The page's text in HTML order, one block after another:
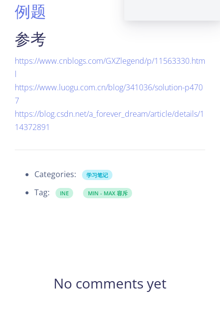
例题
参考
https://www.cnblogs.com/GXZlegend/p/11563330.htm
l
https://www.luogu.com.cn/blog/341036/solution-p470
7
https://blog.csdn.net/a_forever_dream/article/details/1
14372891
Categories: 学习笔记
Tag: INE MIN - MAX 容斥
No comments yet